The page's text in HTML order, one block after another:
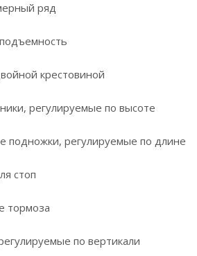
ряд
крестовиной
регулируемые по высоте
подножки, регулируемые по длине
стоп
тормоза
по вертикали